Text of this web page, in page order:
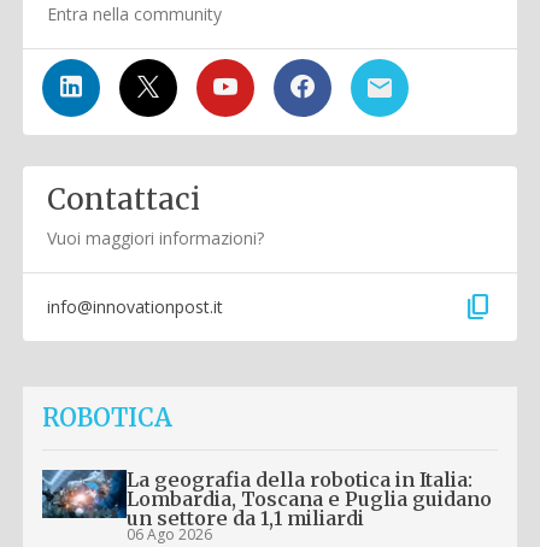
Entra nella community
Contattaci
Vuoi maggiori informazioni?
info@innovationpost.it content_copy
ROBOTICA
La geografia della robotica in Italia:
Lombardia, Toscana e Puglia guidano
un settore da 1,1 miliardi
06 Ago 2026